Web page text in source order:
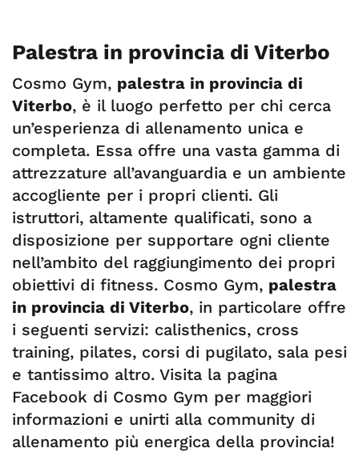
Palestra in provincia di Viterbo
Cosmo Gym, palestra in provincia di
Viterbo, è il luogo perfetto per chi cerca
un’esperienza di allenamento unica e
completa. Essa offre una vasta gamma di
attrezzature all’avanguardia e un ambiente
accogliente per i propri clienti. Gli
istruttori, altamente qualificati, sono a
disposizione per supportare ogni cliente
nell’ambito del raggiungimento dei propri
obiettivi di fitness. Cosmo Gym, palestra
in provincia di Viterbo, in particolare offre
i seguenti servizi: calisthenics, cross
training, pilates, corsi di pugilato, sala pesi
e tantissimo altro. Visita la pagina
Facebook di Cosmo Gym per maggiori
informazioni e unirti alla community di
allenamento più energica della provincia!